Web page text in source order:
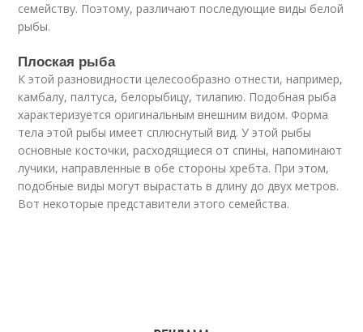
семейству. Поэтому, различают последующие виды белой
рыбы.
Плоская рыба
К этой разновидности целесообразно отнести, например,
камбалу, палтуса, белорыбицу, тилапию. Подобная рыба
характеризуется оригинальным внешним видом. Форма
тела этой рыбы имеет сплюснутый вид. У этой рыбы
основные косточки, расходящиеся от спины, напоминают
лучики, направленные в обе стороны хребта. При этом,
подобные виды могут вырастать в длину до двух метров.
Вот некоторые представители этого семейства.